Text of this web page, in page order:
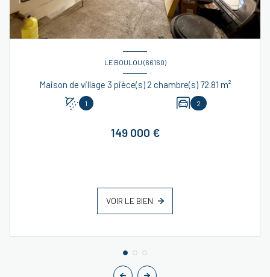
LE BOULOU (66160)
Maison de village 3 pièce(s) 2 chambre(s) 72.81 m²
1 2
149 000 €
VOIR LE BIEN